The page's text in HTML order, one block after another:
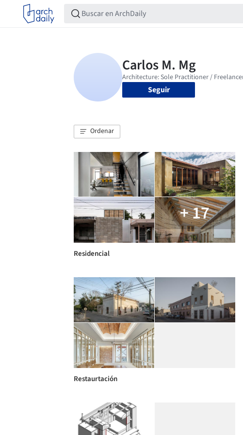
Seguir
Ordenar
+ 17
Residencial
Restaurtación